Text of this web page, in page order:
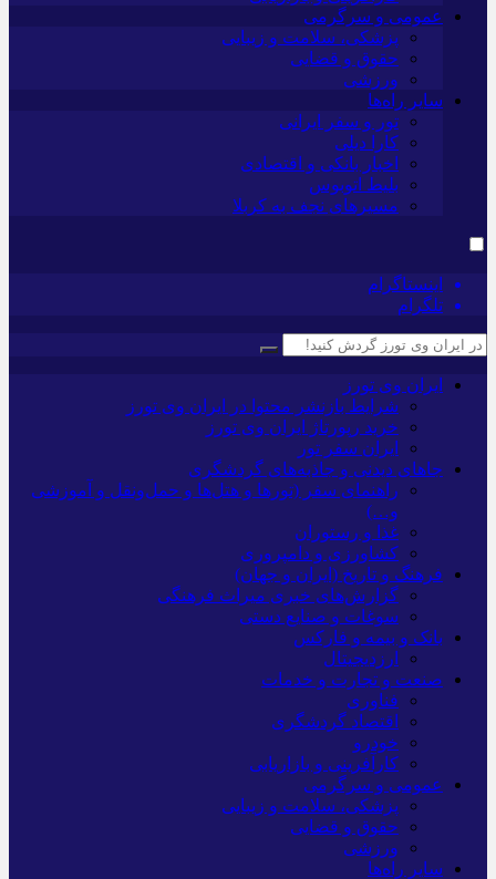
عمومی و سرگرمی
پزشکی، سلامت و زیبایی
حقوق و قضایی
ورزشی
سایر راه‌ها
تور و سفر ایرانی
کارا دیلی
اخبار بانکی و اقتصادی
بلیط اتوبوس
مسیرهای نجف به کربلا
اینستاگرام
تلگرام
ایران وی تورز
شرایط بازنشر محتوا در ایران وی تورز
خرید رپورتاژ ایران وی تورز
ایران سفر تور
جاهای دیدنی و جاذبه‌های گردشگری
راهنمای سفر (تورها و هتل‌ها و حمل‌و‌نقل و آموزشی
و…)
غذا و رستوران
کشاورزی و دامپروری
فرهنگ و تاریخ (ایران و جهان)
گزارش‌های خبری میراث فرهنگی
سوغات و صنایع دستی
بانک و بیمه و فارکس
ارزدیجیتال
صنعت و تجارت و خدمات
فناوری
اقتصاد گردشگری
خودرو
کارآفرینی و بازاریابی
عمومی و سرگرمی
پزشکی، سلامت و زیبایی
حقوق و قضایی
ورزشی
سایر راه‌ها